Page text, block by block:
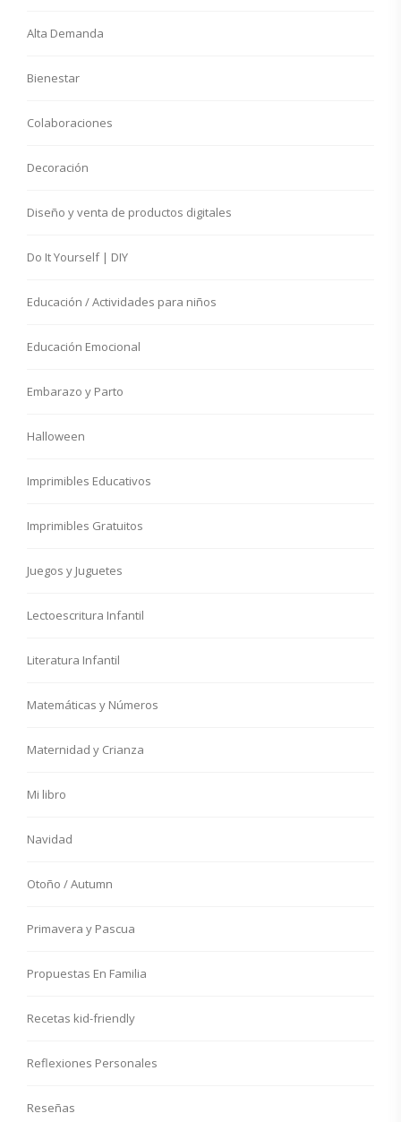
Alta Demanda
Bienestar
Colaboraciones
Decoración
Diseño y venta de productos digitales
Do It Yourself | DIY
Educación / Actividades para niños
Educación Emocional
Embarazo y Parto
Halloween
Imprimibles Educativos
Imprimibles Gratuitos
Juegos y Juguetes
Lectoescritura Infantil
Literatura Infantil
Matemáticas y Números
Maternidad y Crianza
Mi libro
Navidad
Otoño / Autumn
Primavera y Pascua
Propuestas En Familia
Recetas kid-friendly
Reflexiones Personales
Reseñas